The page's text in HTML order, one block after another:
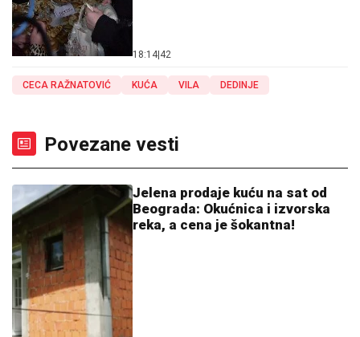
18:14|42
CECA RAŽNATOVIĆ KUĆA VILA DEDINJE
Povezane vesti
Jelena prodaje kuću na sat od
Beograda: Okućnica i izvorska
reka, a cena je šokantna!